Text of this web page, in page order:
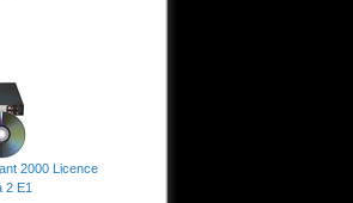
2000 Licence
2 E1